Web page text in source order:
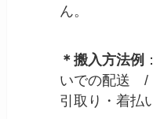
ん。
＊搬入方法例
いでの配送
引取り・着払